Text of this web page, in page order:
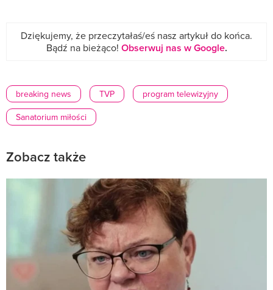
Dziękujemy, że przeczytałaś/eś nasz artykuł do końca.
Bądź na bieżąco! Obserwuj nas w Google.
breaking news TVP
program telewizyjny
Sanatorium miłości
Zobacz także